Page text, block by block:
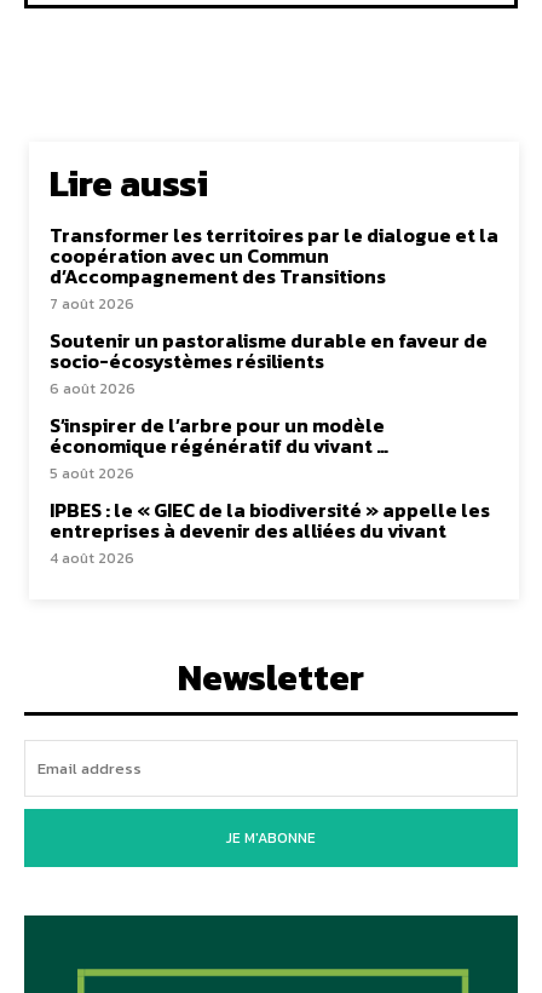
Lire aussi
Transformer les territoires par le dialogue et la
coopération avec un Commun
d’Accompagnement des Transitions
7 août 2026
Soutenir un pastoralisme durable en faveur de
socio-écosystèmes résilients
6 août 2026
S’inspirer de l’arbre pour un modèle
économique régénératif du vivant …
5 août 2026
IPBES : le « GIEC de la biodiversité » appelle les
entreprises à devenir des alliées du vivant
4 août 2026
Newsletter
JE M'ABONNE